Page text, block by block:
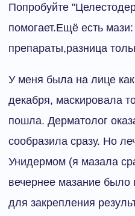
Попробуйте
помогает.Ещё есть
препараты,разница
У меня была на лице
декабря, маскировала
пошла. Дерматолог
сообразила сразу. Но
Унидермом (я мазала
вечернее мазание было
для закрепления